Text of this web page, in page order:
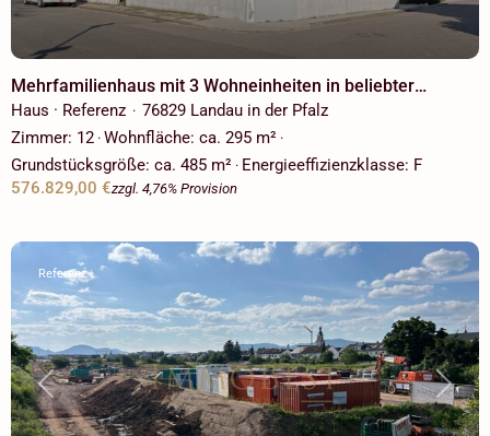
Mehrfamilienhaus mit 3 Wohneinheiten in beliebter
Wohngegend - Schützenhof!
Haus · Referenz · 76829 Landau in der Pfalz
Zimmer: 12 · Wohnfläche: ca. 295 m² ·
Grundstücksgröße: ca. 485 m² · Energieeffizienzklasse: F
576.829,00 €zzgl. 4,76% Provision
Previous Next
Referenz